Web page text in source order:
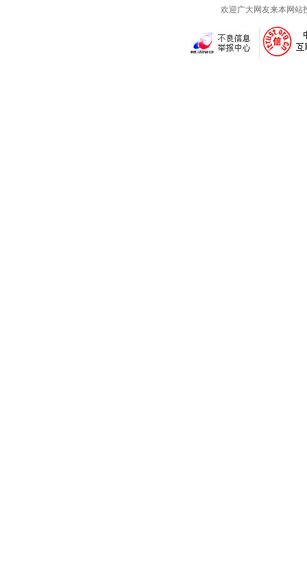
欢迎广大网友来本网站